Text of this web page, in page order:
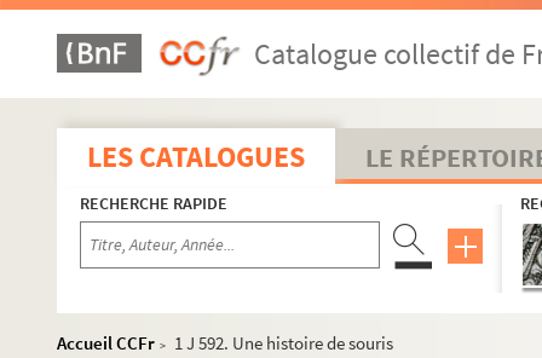
Catalogue collectif de
LES CATALOGUES LE
RECHERCHE RAPIDE
Accueil CCFr >
1 J 592. Une histoire de souris
1 J 563. Les graines d'or
1 J 564. Je construis Paris (Exposition de 1937)
1 J 565. Ombres chinoises
1 J 566. Le cirque animé
1 J 567. Jeu des cris et des bruits
1 J 568. Ma maison / Mon école